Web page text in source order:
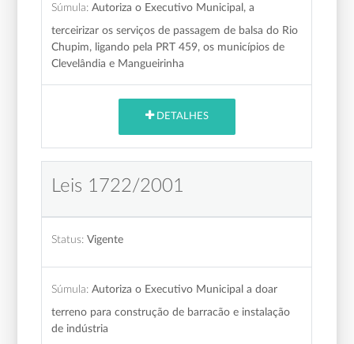
Súmula: Autoriza o Executivo Municipal, a
terceirizar os serviços de passagem de balsa do Rio
Chupim, ligando pela PRT 459, os municípios de
Clevelândia e Mangueirinha
DETALHES
Leis 1722/2001
Status: Vigente
Súmula: Autoriza o Executivo Municipal a doar
terreno para construção de barracão e instalação
de indústria